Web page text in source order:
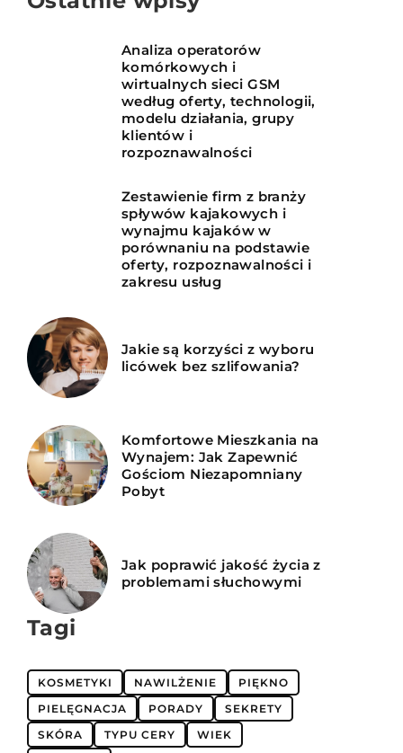
Analiza operatorów
komórkowych i
wirtualnych sieci GSM
według oferty, technologii,
modelu działania, grupy
klientów i
rozpoznawalności
Zestawienie firm z branży
spływów kajakowych i
wynajmu kajaków w
porównaniu na podstawie
oferty, rozpoznawalności i
zakresu usług
Jakie są korzyści z wyboru
licówek bez szlifowania?
Komfortowe Mieszkania na
Wynajem: Jak Zapewnić
Gościom Niezapomniany
Pobyt
Jak poprawić jakość życia z
problemami słuchowymi
Tagi
KOSMETYKI NAWILŻENIE
PIĘKNO
PIELĘGNACJA
PORADY
SEKRETY
SKÓRA
TYPU CERY
WIEK